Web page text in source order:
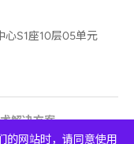
的网站时，请同意使用
心S1座10层05单元
解决方案